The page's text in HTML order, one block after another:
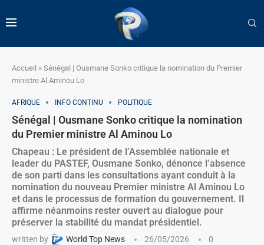
Accueil » Sénégal | Ousmane Sonko critique la nomination du Premier
ministre Al Aminou Lo
AFRIQUE INFO CONTINU POLITIQUE
Sénégal | Ousmane Sonko critique la nomination
du Premier ministre Al Aminou Lo
Chapeau : Le président de l’Assemblée nationale et
leader du PASTEF, Ousmane Sonko, dénonce l’absence
de son parti dans les consultations ayant conduit à la
nomination du nouveau Premier ministre Al Aminou Lo
et dans le processus de formation du gouvernement. Il
affirme néanmoins rester ouvert au dialogue pour
préserver la stabilité du mandat présidentiel.
written by World Top News 26/05/2026
0